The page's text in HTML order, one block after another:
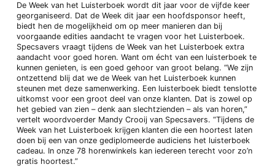
De Week van het Luisterboek wordt dit jaar voor de vijfde keer
georganiseerd. Dat de Week dit jaar een hoofdsponsor heeft,
biedt hen de mogelijkheid om op meer manieren dan bij
voorgaande edities aandacht te vragen voor het Luisterboek.
Specsavers vraagt tijdens de Week van het Luisterboek extra
aandacht voor goed horen. Want om écht van een luisterboek te
kunnen genieten, is een goed gehoor van groot belang. “We zijn
ontzettend blij dat we de Week van het Luisterboek kunnen
steunen met deze samenwerking. Een luisterboek biedt tenslotte
uitkomst voor een groot deel van onze klanten. Dat is zowel op
het gebied van zien – denk aan slechtzienden – als van horen,”
vertelt woordvoerder Mandy Crooij van Specsavers. “Tijdens de
Week van het Luisterboek krijgen klanten die een hoortest laten
doen bij een van onze gediplomeerde audiciens het luisterboek
cadeau. In onze 78 horenwinkels kan iedereen terecht voor zo’n
gratis hoortest.”